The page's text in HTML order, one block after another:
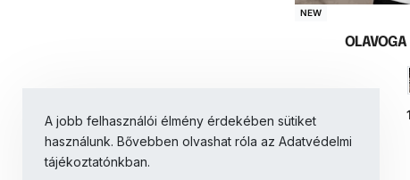
NEW
A jobb felhasználói élmény érdekében sütiket
használunk. Bővebben olvashat róla az Adatvédelmi
tájékoztatónkban.